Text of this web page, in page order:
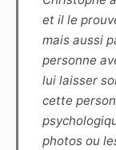
Article 4
Le choix
uniquement
pour une
photos sont
Le
et il le
mais aussi
personne
lui laisser
cette
photos ou